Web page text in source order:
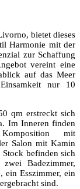
bietet dieses
Harmonie mit der
zur Schaffung
vereint eine
auf das Meer
nur 10
qm erstreckt sich
Im Inneren finden
mit
Salon mit Kamin
befinden sich
Badezimmer,
ein Esszimmer, ein
sind.